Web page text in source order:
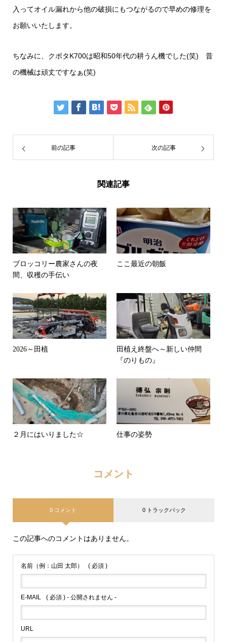
入ってオイル漏れから他の破損にもつながるので早めの修理を
お願いいたします。
ちなみに、クボタK700は昭和50年代の耕うん機でした(笑) 昔
の機械は頑丈ですなぁ(笑)
前の記事 次の記事
関連記事
ブロッコリー農家さんの夜
間、収穫の手伝い
ここ最近の朝飯
2026～田植
田植え終盤へ～新しい仲間
『のりもの』
２月にはいりました☆ 仕事の姿勢
コメント
0 コメント 0 トラックバック
この記事へのコメントはありません。
名前（例：山田 太郎） ( 必須 )
E-MAIL ( 必須 ) - 公開されません -
URL